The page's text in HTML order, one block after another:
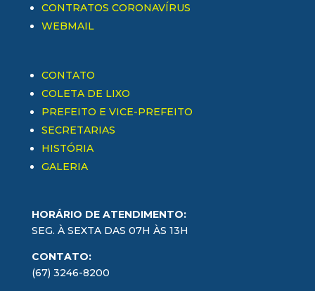
CONTRATOS CORONAVÍRUS
WEBMAIL
CONTATO
COLETA DE LIXO
PREFEITO E VICE-PREFEITO
SECRETARIAS
HISTÓRIA
GALERIA
HORÁRIO DE ATENDIMENTO:
SEG. À SEXTA DAS 07H ÀS 13H
CONTATO:
(67) 3246-8200